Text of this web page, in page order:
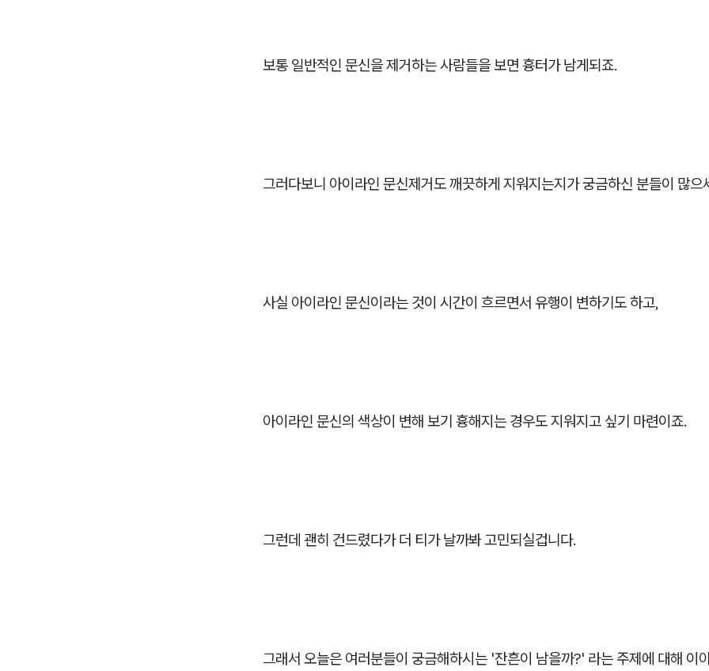
보통 일반적인 문신을 제거하는 사람들을 보면 흉터가 남게되죠.
그러다보니 아이라인 문신제거도 깨끗하게 지워지는지가 궁금하신 분들이 많으
사실 아이라인 문신이라는 것이 시간이 흐르면서 유행이 변하기도 하고,
아이라인 문신의 색상이 변해 보기 흉해지는 경우도 지워지고 싶기 마련이죠.
그런데 괜히 건드렸다가 더 티가 날까봐 고민되실겁니다.
그래서 오늘은 여러분들이 궁금해하시는 '잔흔이 남을까?' 라는 주제에 대해 이